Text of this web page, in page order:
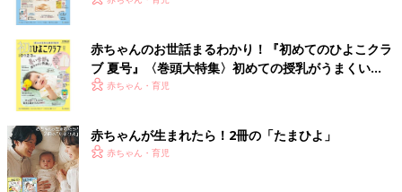
赤ちゃんのお世話まるわかり！『初めてのひよこクラ
ブ 夏号』〈巻頭大特集〉初めての授乳がうまくい
く！ おっぱい・ミルクの基本と夏のトラブル 解決テ
赤ちゃん・育児
赤ちゃんが生まれたら！2冊の「たまひよ」
赤ちゃん・育児